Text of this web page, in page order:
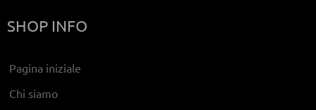
SHOP INFO
Pagina iniziale
Chi siamo